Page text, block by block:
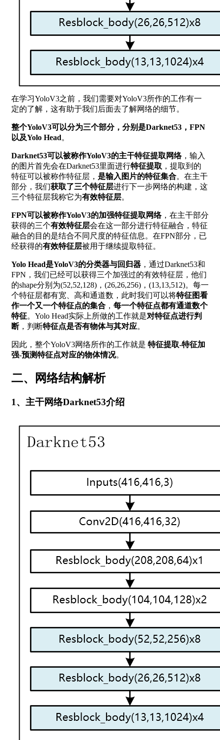
在学习YoloV3之前，我们需要对YoloV3所作的工作有一
定的了解，这有助于我们后面去了解网络的细节。
整个YoloV3可以分为三个部分，分别是Darknet53，FPN
以及Yolo Head。
Darknet53可以被称作YoloV3的主干特征提取网络，输入
的图片首先会在Darknet53里面进行特征提取 ，提取到的
特征可以被称作特征层， 是输入图片的特征集合。在主干
部分，我们获取了三个特征层进行下一步网络的构建，这
三个特征层我称它为有效特征层。
FPN可以被称作YoloV3的加强特征提取网络，在主干部分
获得的三个有效特征层会在这一部分进行特征融合，特征
融合的目的是结合不同尺度的特征信息。在FPN部分，已
经获得的有效特征层被用于继续提取特征。
Yolo Head是YoloV3的分类器与回归器 ，通过Darknet53和
FPN，我们已经可以获得三个加强过的有效特征层，他们
的shape分别为(52,52,128)，(26,26,256)，(13,13,512)。每一
个特征层都有宽、高和通道数，此时我们可以将特征图看
作一个又一个特征点的集合 ， 每一个特征点都有通道数个
特征。Yolo Head实际上所做的工作就是对特征点进行判
断，判断特征点是否有物体与其对应。
因此，整个YoloV3网络所作的工作就是 特征提取-特征加
强-预测特征点对应的物体情况。
二、网络结构解析
1、主干网络Darknet53介绍